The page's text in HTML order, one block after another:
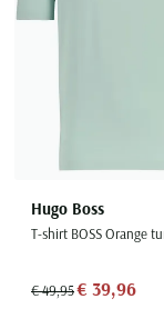
Hugo Boss
€ 49,95€ 39,96